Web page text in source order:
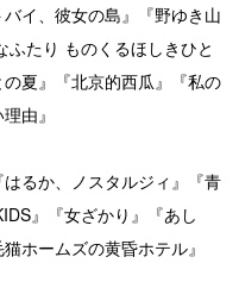
イ、彼女の島』『野ゆき山
たり ものくるほしきひと
夏』『北京的西瓜』『私の
由』
るか、ノスタルジィ』『青
』『女ざかり』『あし
ホームズの黄昏ホテル』